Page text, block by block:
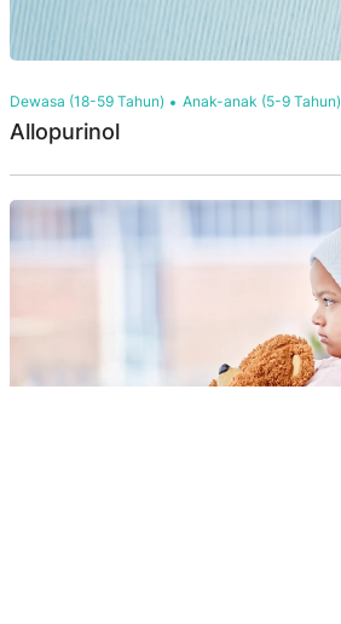
Dewasa (18-59 Tahun) Anak-anak (5-9 Tahun)
Allopurinol